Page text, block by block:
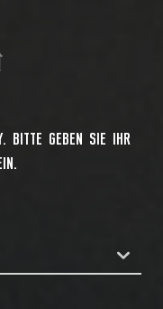
BITTE GEBEN SIE IHR